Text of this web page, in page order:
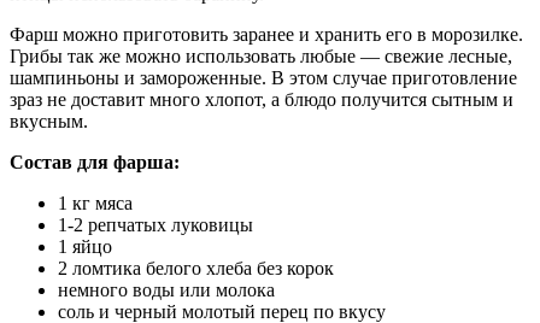
Фарш можно приготовить заранее и хранить его в морозилке.
Грибы так же можно использовать любые — свежие лесные,
шампиньоны и замороженные. В этом случае приготовление
зраз не доставит много хлопот, а блюдо получится сытным и
вкусным.
Состав для фарша:
1 кг мяса
1-2 репчатых луковицы
1 яйцо
2 ломтика белого хлеба без корок
немного воды или молока
соль и черный молотый перец по вкусу